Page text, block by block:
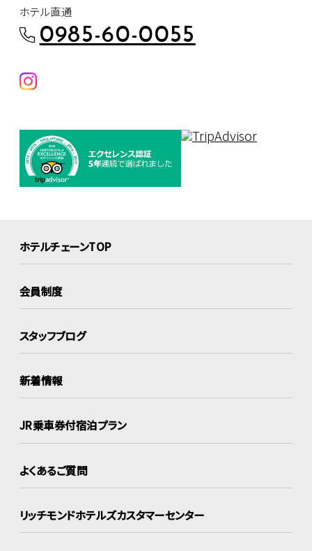
ホテル直通
0985-60-0055
ホテルチェーンTOP
会員制度
スタッフブログ
新着情報
JR乗車券付宿泊プラン
よくあるご質問
リッチモンドホテルズカスタマーセンター